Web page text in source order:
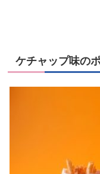
ケチャップ味の